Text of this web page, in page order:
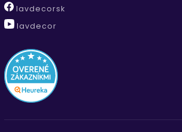
lavdecorsk
lavdecor